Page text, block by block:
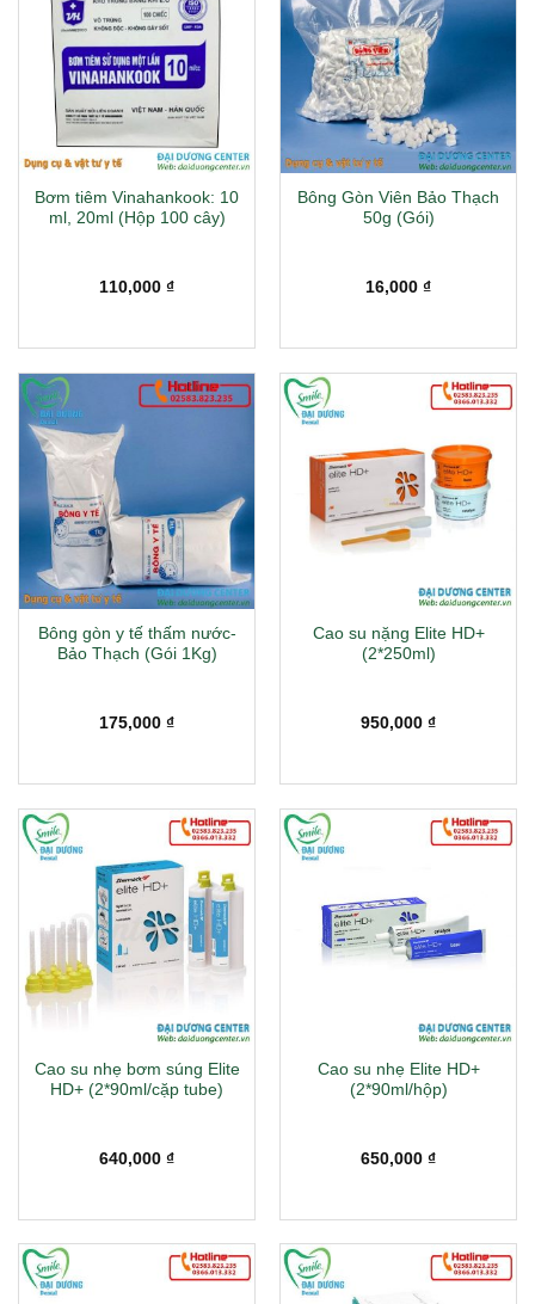
Bơm tiêm Vinahankook: 10
ml, 20ml (Hộp 100 cây)
110,000 ₫
Bông Gòn Viên Bảo Thạch
50g (Gói)
16,000 ₫
Bông gòn y tế thấm nước-
Bảo Thạch (Gói 1Kg)
175,000 ₫
Cao su nặng Elite HD+
(2*250ml)
950,000 ₫
Cao su nhẹ bơm súng Elite
HD+ (2*90ml/cặp tube)
640,000 ₫
Cao su nhẹ Elite HD+
(2*90ml/hộp)
650,000 ₫